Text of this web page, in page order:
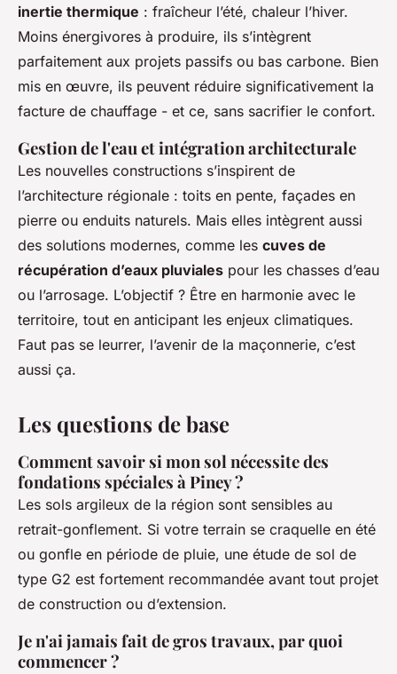
inertie thermique : fraîcheur l’été, chaleur l’hiver.
Moins énergivores à produire, ils s’intègrent
parfaitement aux projets passifs ou bas carbone. Bien
mis en œuvre, ils peuvent réduire significativement la
facture de chauffage - et ce, sans sacrifier le confort.
Gestion de l'eau et intégration architecturale
Les nouvelles constructions s’inspirent de
l’architecture régionale : toits en pente, façades en
pierre ou enduits naturels. Mais elles intègrent aussi
des solutions modernes, comme les cuves de
récupération d’eaux pluviales pour les chasses d’eau
ou l’arrosage. L’objectif ? Être en harmonie avec le
territoire, tout en anticipant les enjeux climatiques.
Faut pas se leurrer, l’avenir de la maçonnerie, c’est
aussi ça.
Les questions de base
Comment savoir si mon sol nécessite des
fondations spéciales à Piney ?
Les sols argileux de la région sont sensibles au
retrait-gonflement. Si votre terrain se craquelle en été
ou gonfle en période de pluie, une étude de sol de
type G2 est fortement recommandée avant tout projet
de construction ou d’extension.
Je n'ai jamais fait de gros travaux, par quoi
commencer ?